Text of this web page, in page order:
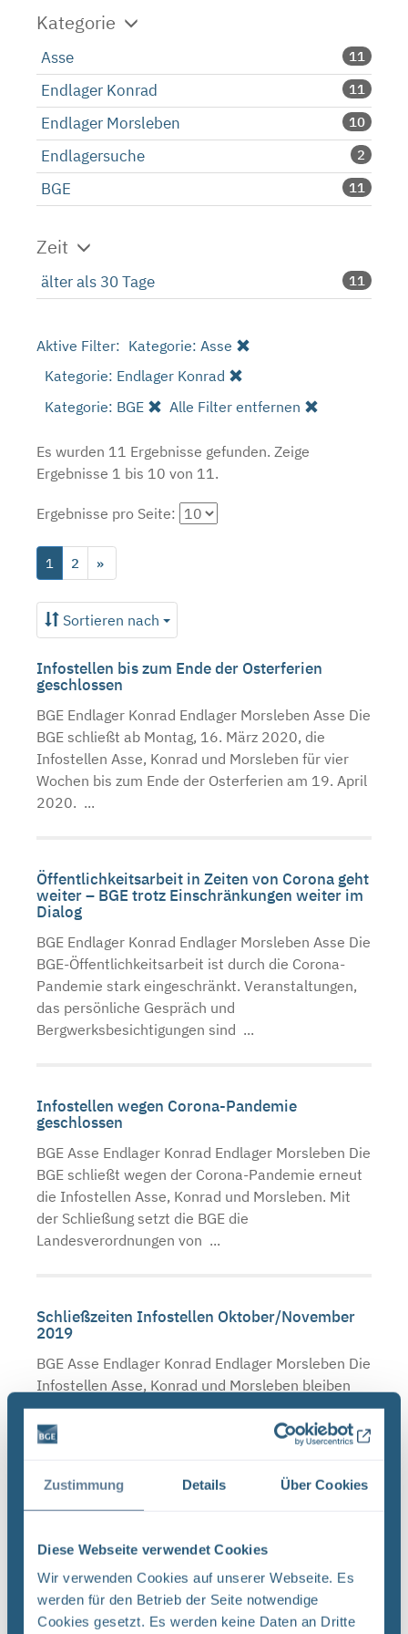
Zustimmung Details Über Cookies
Diese Webseite verwendet Cookies
Wir verwenden Cookies auf unserer Webseite. Es
werden für den Betrieb der Seite notwendige
Cookies gesetzt. Es werden keine Daten an Dritte
Kategorie
Asse 11
Endlager Konrad 11
Endlager Morsleben 10
Endlagersuche 2
BGE 11
Zeit
älter als 30 Tage 11
Aktive Filter: Kategorie: Asse
Kategorie: Endlager Konrad
Kategorie: BGE
Alle Filter entfernen
Es wurden 11 Ergebnisse gefunden. Zeige
Ergebnisse 1 bis 10 von 11.
Ergebnisse pro Seite:
1 2 »
Sortieren nach
Infostellen bis zum Ende der Osterferien
geschlossen
BGE Endlager Konrad Endlager Morsleben Asse Die
BGE schließt ab Montag, 16. März 2020, die
Infostellen Asse, Konrad und Morsleben für vier
Wochen bis zum Ende der Osterferien am 19. April
2020. ...
Öffentlichkeitsarbeit in Zeiten von Corona geht
weiter – BGE trotz Einschränkungen weiter im
Dialog
BGE Endlager Konrad Endlager Morsleben Asse Die
BGE-Öffentlichkeitsarbeit ist durch die Corona-
Pandemie stark eingeschränkt. Veranstaltungen,
das persönliche Gespräch und
Bergwerksbesichtigungen sind ...
Infostellen wegen Corona-Pandemie
geschlossen
BGE Asse Endlager Konrad Endlager Morsleben Die
BGE schließt wegen der Corona-Pandemie erneut
die Infostellen Asse, Konrad und Morsleben. Mit
der Schließung setzt die BGE die
Landesverordnungen von ...
Schließzeiten Infostellen Oktober/November
2019
BGE Asse Endlager Konrad Endlager Morsleben Die
Infostellen Asse, Konrad und Morsleben bleiben
am Mittwoch, den 23. Oktober 2019 aufgrund
einer internen Veranstaltung geschlossen. Auch
am Donnerstag, ...
BGE Endlager Konrad Endlager Morsleben
Endlagersuche Asse Zwischen der Stasi-
Unterlagenbehörde und dem Bundesamt für
Strahlenschutz (BfS) hat die Bundesgesellschaft